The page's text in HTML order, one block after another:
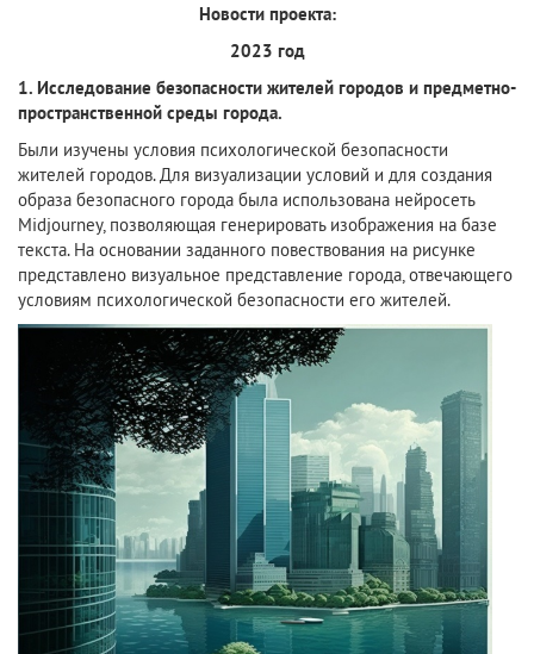
Новости проекта:
2023 год
1. Исследование безопасности жителей городов и предметно-
пространственной среды города.
Были изучены условия психологической безопасности
жителей городов. Для визуализации условий и для создания
образа безопасного города была использована нейросеть
Midjourney, позволяющая генерировать изображения на базе
текста. На основании заданного повествования на рисунке
представлено визуальное представление города, отвечающего
условиям психологической безопасности его жителей.